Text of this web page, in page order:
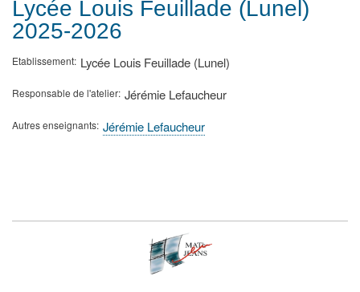
Lycée Louis Feuillade (Lunel)
2025-2026
Etablissement Lycée Louis Feuillade (Lunel)
Responsable de l'atelier Jérémie Lefaucheur
Autres enseignants Jérémie Lefaucheur